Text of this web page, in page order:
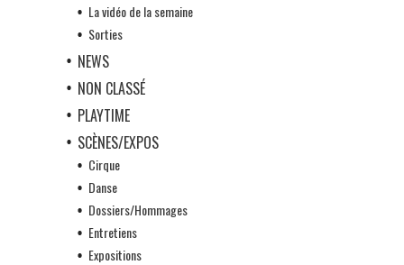
La vidéo de la semaine
Sorties
NEWS
NON CLASSÉ
PLAYTIME
SCÈNES/EXPOS
Cirque
Danse
Dossiers/Hommages
Entretiens
Expositions